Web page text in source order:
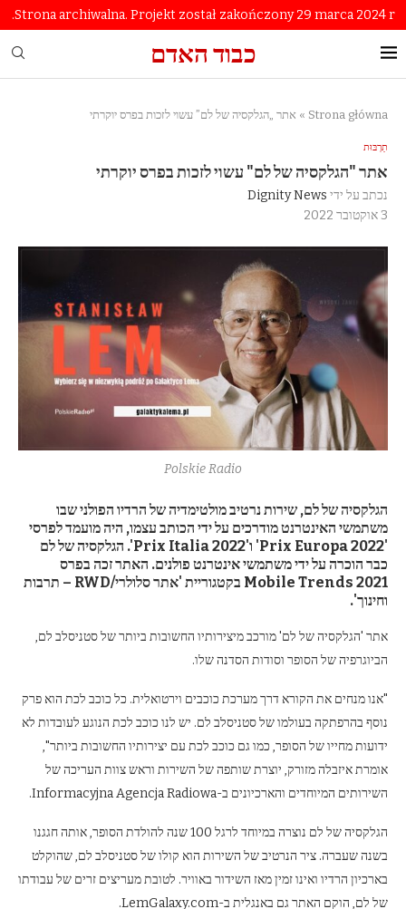
Strona archiwalna. Projekt został zakończony 29 marca 2024 r.
כבוד האדם
Strona główna
» אתר „הגלקסיה של לם” עשוי לזכות בפרס יוקרתי
תַרְבּוּת
אתר "הגלקסיה של לם" עשוי לזכות בפרס יוקרתי
נכתב על ידי Dignity News
3 אוקטובר 2022
Polskie Radio
הגלקסיה של לם, שירות נרטיב מולטימדיה של הרדיו הפולני שבו
משתמשי האינטרנט מודרכים על ידי הכותב עצמו, היה מועמד לפרסי
'Prix Europa 2022' ו'Prix Italia 2022'. הגלקסיה של לם
כבר הוכרה על ידי משתמשי אינטרנט פולנים. האתר זכה בפרס
Mobile Trends 2021 בקטגוריית 'אתר סלולרי/RWD – תרבות
וחינוך'.
אתר 'הגלקסיה של לם' מורכב מיצירותיו החשובות ביותר של סטניסלב לם,
הביוגרפיה של הסופר וסודות הסדנה שלו.
"אנו מנחים את הקורא דרך מערכת כוכבים וירטואלית. כל כוכב לכת הוא פרק
נוסף בהרפתקה בעולמו של סטניסלב לם. יש לנו כוכב לכת הנוגע לעובדות לא
ידועות מחייו של הסופר, כמו גם כוכב לכת עם יצירותיו החשובות ביותר",
אומרת איזבלה מזורק, יוצרת שותפה של השירות וראש צוות העריכה של
השירותים המיוחדים והארכיונים ב-Informacyjna Agencja Radiowa.
הגלקסיה של לם נוצרה במיוחד לרגל 100 שנה להולדת הסופר, אותה חגגנו
בשנה שעברה. ציר הנרטיב של השירות הוא קולו של סטניסלב לם, שהוקלט
בארכיון הרדיו ואינו זמין מאז השידור באוויר. לטובת מעריצים זרים של עבודתו
של לם, הוקם האתר גם באנגלית ב-LemGalaxy.com.